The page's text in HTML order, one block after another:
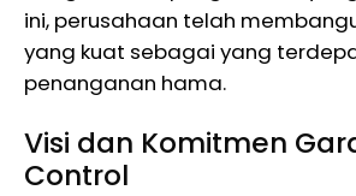
ini, perusahaan telah
yang kuat sebagai yang
penanganan hama.
Visi dan Komitmen
Control